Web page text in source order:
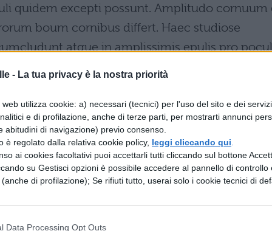
- La tua privacy è la nostra priorità
utilizza cookie: a) necessari (tecnici) per l'uso del sito e dei
e di profilazione, anche di terze parti, per mostrarti annunci
abitudini di navigazione) previo consenso.
è regolato dalla relativa cookie policy, leggi cliccando qui
ai cookies facoltativi puoi accettarli tutti cliccando sul bottone
su Gestisci opzioni è possibile accedere al pannello di controllo
di profilazione); Se rifiuti tutto, userai solo i cookie tecnici di
Data Processing Opt Outs
quidem excepti possunt. Amplitudo cornuum
boum cornibus differt. Haec studiose
atque in amplissimis epulis pro
uri. Questi per grandezza sono un
figura di un toro. Grande è la loro forza, e
né una persona né una fiera, che hanno
con buche. In questa fatica si fortificano i
genere di caccia, e quelli tra essi che ne hanno
le corna, che siano di testimonianza,